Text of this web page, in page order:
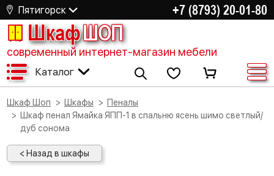
Пятигорск +7 (8793) 20-01-80
ШкафШОП
современный интернет-магазин мебели
Каталог
Шкаф Шоп Шкафы
Пеналы
Шкаф пенал Ямайка ЯПП-1 в спальню ясень шимо светлый/
дуб сонома
< Назад в шкафы